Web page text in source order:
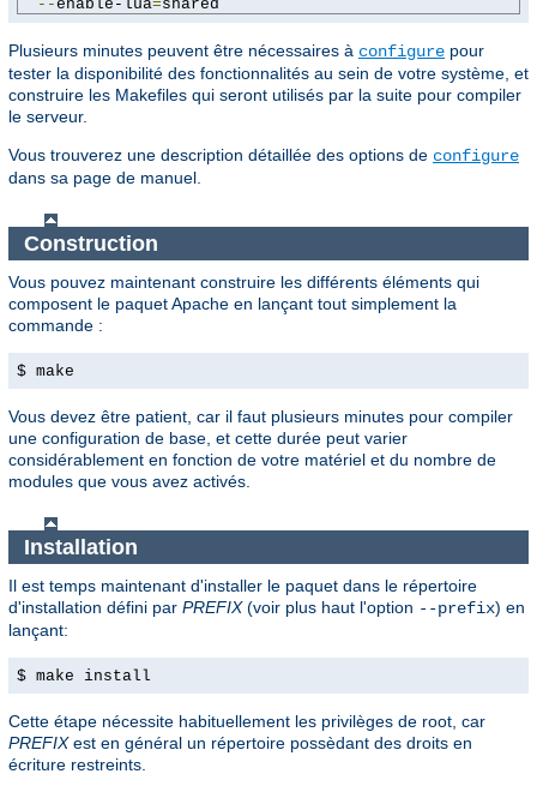
--enable-lua=shared
Plusieurs minutes peuvent être nécessaires à configure pour
tester la disponibilité des fonctionnalités au sein de votre système, et
construire les Makefiles qui seront utilisés par la suite pour compiler
le serveur.
Vous trouverez une description détaillée des options de configure
dans sa page de manuel.
Construction
Vous pouvez maintenant construire les différents éléments qui
composent le paquet Apache en lançant tout simplement la
commande :
$ make
Vous devez être patient, car il faut plusieurs minutes pour compiler
une configuration de base, et cette durée peut varier
considérablement en fonction de votre matériel et du nombre de
modules que vous avez activés.
Installation
Il est temps maintenant d'installer le paquet dans le répertoire
d'installation défini par PREFIX(voir plus haut l'option --prefix) en
lançant:
$ make install
Cette étape nécessite habituellement les privilèges de root, car
PREFIXest en général un répertoire possèdant des droits en
écriture restreints.